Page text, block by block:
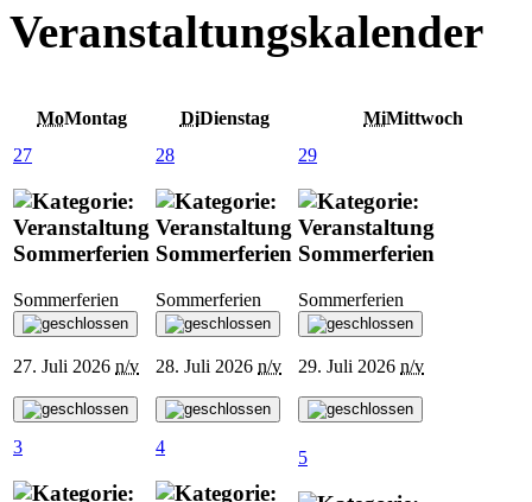
Veranstaltungskalender
MoMontag DiDienstag MiMittwoch
27
Sommerferien
Sommerferien
27. Juli 2026 n/v
28
Sommerferien
Sommerferien
28. Juli 2026 n/v
29
Sommerferien
Sommerferien
29. Juli 2026 n/v
3 4
5